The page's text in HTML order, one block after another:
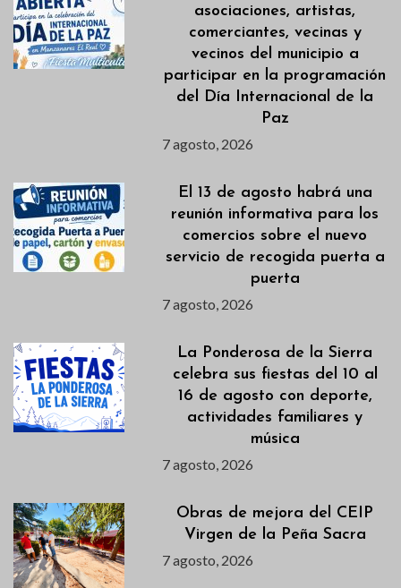
asociaciones, artistas,
comerciantes, vecinas y
vecinos del municipio a
participar en la programación
del Día Internacional de la
Paz
7 agosto, 2026
El 13 de agosto habrá una
reunión informativa para los
comercios sobre el nuevo
servicio de recogida puerta a
puerta
7 agosto, 2026
La Ponderosa de la Sierra
celebra sus fiestas del 10 al
16 de agosto con deporte,
actividades familiares y
música
7 agosto, 2026
Obras de mejora del CEIP
Virgen de la Peña Sacra
7 agosto, 2026